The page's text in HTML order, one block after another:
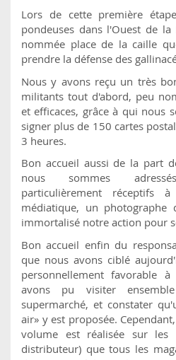
Lors de cette première
pondeuses dans l'Ouest de
nommée place de la caille
prendre la défense des
Nous y avons reçu un très
militants tout d'abord, peu
et efficaces, grâce à qui nous
signer plus de 150 cartes
3 heures.
Bon accueil aussi de la part
nous sommes
particulièrement réceptifs
médiatique, un photographe
immortalisé notre action pour
Bon accueil enfin du
que nous avons ciblé
personnellement favorable
avons pu visiter
supermarché, et constater
air» y est proposée.
volume est réalisée sur les
distributeur) que tous les